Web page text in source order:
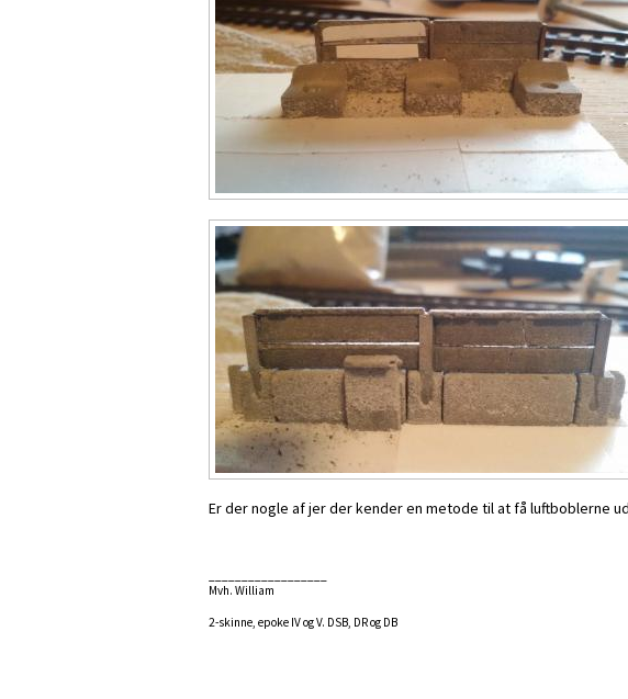
Er der nogle af jer der kender en metode til at få luftboblerne
Mvh. William
2-skinne, epoke IV og V. DSB, DR og DB